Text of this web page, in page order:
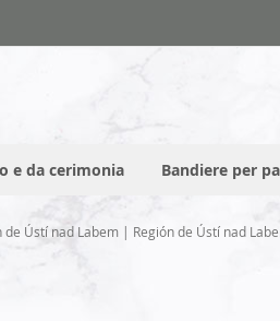
e da cerimonia Bandiere per
Ústí nad Labem | Región de Ústí nad